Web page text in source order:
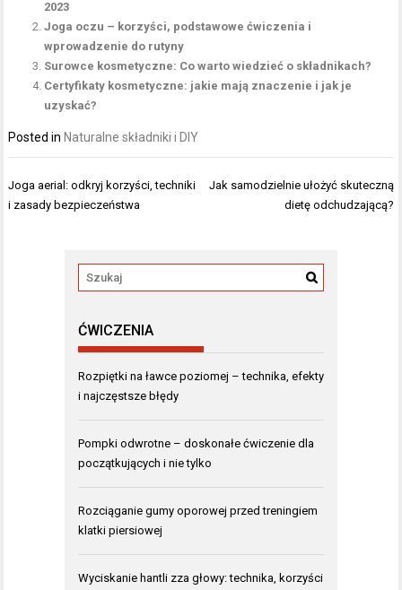
2023
Joga oczu – korzyści, podstawowe ćwiczenia i
wprowadzenie do rutyny
Surowce kosmetyczne: Co warto wiedzieć o składnikach?
Certyfikaty kosmetyczne: jakie mają znaczenie i jak je
uzyskać?
Posted in Naturalne składniki i DIY
Nawigacja
wpisu
Joga aerial: odkryj korzyści, techniki
i zasady bezpieczeństwa
Jak samodzielnie ułożyć skuteczną
dietę odchudzającą?
ĆWICZENIA
Rozpiętki na ławce poziomej – technika, efekty
i najczęstsze błędy
Pompki odwrotne – doskonałe ćwiczenie dla
początkujących i nie tylko
Rozciąganie gumy oporowej przed treningiem
klatki piersiowej
Wyciskanie hantli zza głowy: technika, korzyści